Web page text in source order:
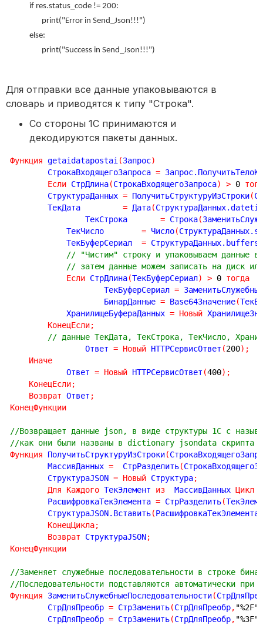
if res.status_code != 200:
print("Error in Send_Json!!!")
else:
print("Success in Send_Json!!!")
Для отправки все данные упаковываются в
словарь и приводятся к типу "Строка".
Cо стороны 1С принимаются и
декодируются пакеты данных.
Функция getaidatapostai (Запрос)
	СтрокаВходящегоЗапроса
=
Если СтрДлина(СтрокаВходящегоЗапроса) > 0
        СтруктураДанных
= ПолучитьСтруктуруИзСтроки(
        ТекДата
= Дата(
		ТекСтрока
= Строка(
	    ТекЧисло
= Число(
	    ТекБуферСериал
=
// "Чистим" строку и упаковываем данные в
// затем данные можем записать на диск
Если СтрДлина(ТекБуферСериал) > 0 тогда
		    ТекБуферСериал
=
		    БинарДанные
= Base64Значение(
            ХранилищеБуфераДанных
= Новый
КонецЕсли;
// данные ТекДата, ТекСтрока, ТекЧисло,
		Ответ
= Новый HTTPСервисОтвет (200) ;
Иначе
	    Ответ
= Новый HTTPСервисОтвет (400) ;
КонецЕсли;
Возврат Ответ ;
КонецФункции
//Возвращает данные json, в виде структуры 1С с
//как они были названы в dictionary jsondata скрипта
Функция ПолучитьСтруктуруИзСтроки(
	МассивДанных
=
  СтрРазделить
(
	СтруктураJSON
= Новый Структура;
Для
Каждого ТекЭлемент из
  МассивДанных
Цикл
        РасшифровкаТекЭлемента
= СтрРазделить(
        СтруктураJSON.Вставить
(
КонецЦикла;
Возврат СтруктураJSON;
КонецФункции
//Заменяет служебные последовательности в строке
//Последовательности подставляются автоматически при
Функция ЗаменитьСлужебныеПоследовательности(
	СтрДляПреобр
= СтрЗаменить(СтрДляПреобр, "%2F"
	СтрДляПреобр
= СтрЗаменить(СтрДляПреобр, "%3F"